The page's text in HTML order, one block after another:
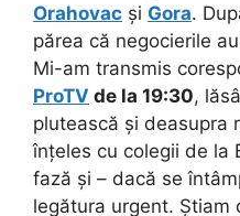
Orahovac și Gora.
părea că negocierile
Mi-am transmis
ProTV de la 19:30,
plutească și deasupra
înțeles cu colegii de la
fază și – dacă se
legătura urgent. Știam